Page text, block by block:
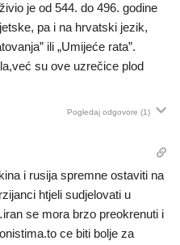
je od 544. do 496. godine
pa i na hrvatski jezik,
ili „Umijeće rata”.
su ove uzrečice plod
Pogledaj odgovore (1)
i rusija spremne ostaviti na
htjeli sudjelovati u
se mora brzo preokrenuti i
ce biti bolje za